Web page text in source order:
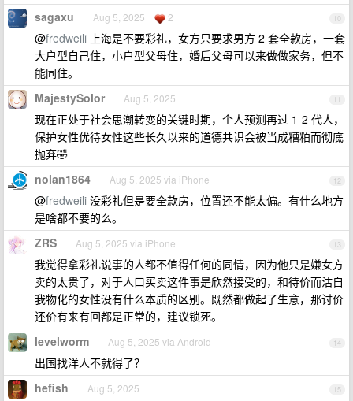
10
sagaxu Aug 5, 2025 2
@fredweili 上海是不要彩礼，女方只要求男方 2 套全款房，一套
大户型自己住，小户型父母住，婚后父母可以来做做家务，但不
能同住。
11
MajestySolor Aug 5, 2025
现在正处于社会思潮转变的关键时期，个人预测再过 1-2 代人，
保护女性优待女性这些长久以来的道德共识会被当成糟粕而彻底
抛弃🤣
12
nolan1864 Aug 5, 2025 via iPhone
@fredweili 没彩礼但是要全款房，位置还不能太偏。有什么地方
是啥都不要的么。
13
ZRS Aug 5, 2025 via iPhone
我觉得拿彩礼说事的人都不值得任何的同情，因为他只是嫌女方
卖的太贵了，对于人口买卖这件事是欣然接受的，和待价而沽自
我物化的女性没有什么本质的区别。既然都做起了生意，那讨价
还价有来有回都是正常的，建议锁死。
14
levelworm Aug 5, 2025 via Android
出国找洋人不就得了？
15
hefish Aug 5, 2025